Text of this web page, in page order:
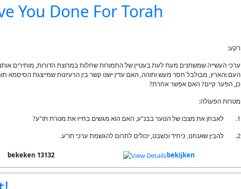
You Done For Torah
רקע:
ערכי העשייה שמשתנים מעת לעת בעטיין של התמורות שחלות במרוצת הדורות, מותירים
העם והארץ, מבולבל חסר מעש ותוהה, האם עדין ישנו קשר בין הרעיונות שמייצגת הסיסמא
כן, הפער קיים? האם אפשר אחרת?
מטרות הפעולה:
1. לאבחן את מצבו של הנוער בבנ"ע, האם הוא מגשים בחייו את מטרת תו"ע?
2. להבין שאנחנו, כיחיד וכשבט, יכולים לתרום להגשמת ערכי תו"ע.
13132 bekeken bekijken